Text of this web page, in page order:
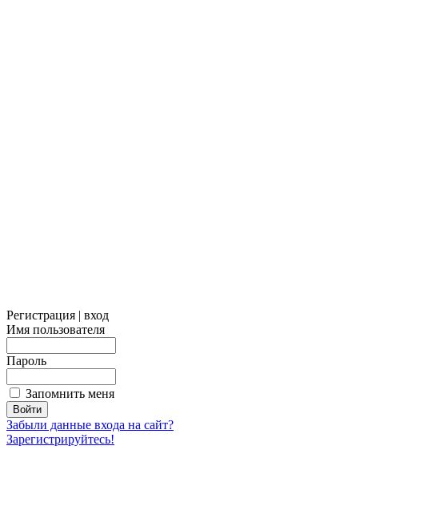
Регистрация | вход
Имя пользователя
Пароль
Запомнить меня
Забыли данные входа на сайт?
Зарегистрируйтесь!